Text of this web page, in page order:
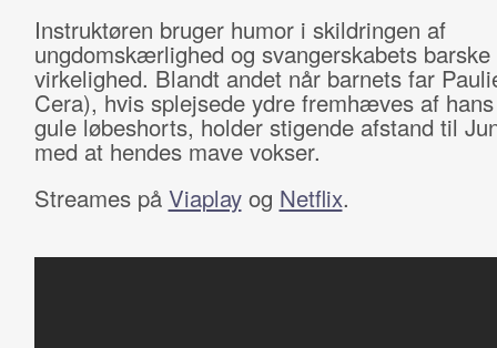
Instruktøren bruger humor i skildringen af
ungdomskærlighed og svangerskabets barske
virkelighed. Blandt andet når barnets far
Cera), hvis splejsede ydre fremhæves af
gule løbeshorts, holder stigende afstand til
med at hendes mave vokser.
Streames på Viaplayog Netflix.